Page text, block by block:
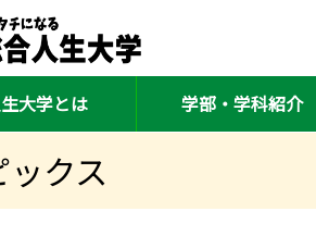
大学とは 学部・学科紹介
クス